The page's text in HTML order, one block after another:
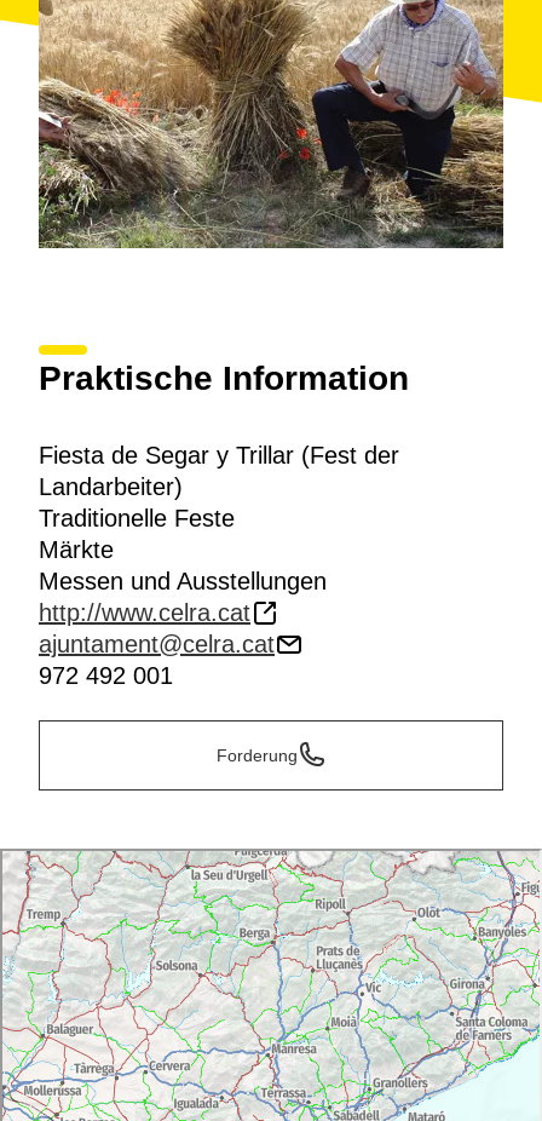
Praktische Information
Fiesta de Segar y Trillar (Fest der
Landarbeiter)
Traditionelle Feste
Märkte
Messen und Ausstellungen
http://www.celra.cat
ajuntament@celra.cat
972 492 001
Forderung